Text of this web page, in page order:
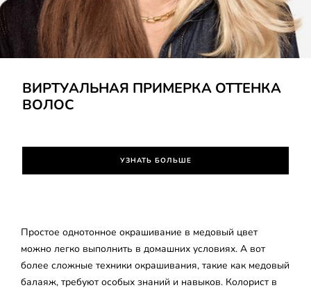
ВИРТУАЛЬНАЯ ПРИМЕРКА ОТТЕНКА
ВОЛОС
УЗНАТЬ БОЛЬШЕ
Простое однотонное окрашивание в медовый цвет
можно легко выполнить в домашних условиях. А вот
более сложные техники окрашивания, такие как медовый
балаяж, требуют особых знаний и навыков. Колорист в